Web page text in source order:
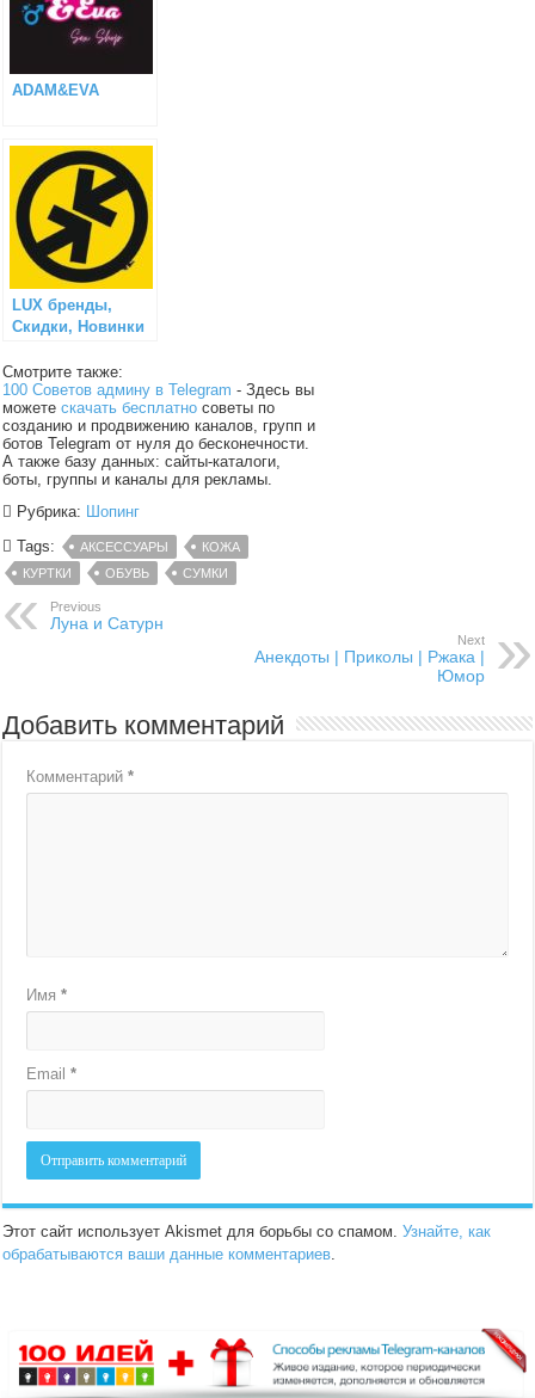
ADAM&EVA
LUX бренды,
Скидки, Новинки
Смотрите также:
100 Советов админу в Telegram - Здесь вы
можетескачать бесплатно советы по
созданию и продвижению каналов, групп и
ботов Telegram от нуля до бесконечности.
А также базу данных: сайты-каталоги,
боты, группы и каналы для рекламы.
Рубрика: Шопинг
Tags:
АКСЕССУАРЫ
КОЖА
КУРТКИ
ОБУВЬ СУМКИ
Previous
Луна и Сатурн
Next
Анекдоты | Приколы | Ржака |
Юмор
Добавить комментарий
Комментарий*
Имя*
Email*
Этот сайт использует Akismet для борьбы со спамом.Узнайте, как
обрабатываются ваши данные комментариев.